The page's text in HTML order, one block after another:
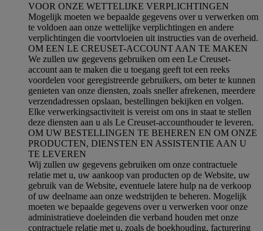
VOOR ONZE WETTELIJKE VERPLICHTINGEN
Mogelijk moeten we bepaalde gegevens over u verwerken om
te voldoen aan onze wettelijke verplichtingen en andere
verplichtingen die voortvloeien uit instructies van de overheid.
OM EEN LE CREUSET-ACCOUNT AAN TE MAKEN
We zullen uw gegevens gebruiken om een Le Creuset-
account aan te maken die u toegang geeft tot een reeks
voordelen voor geregistreerde gebruikers, om beter te kunnen
genieten van onze diensten, zoals sneller afrekenen, meerdere
verzendadressen opslaan, bestellingen bekijken en volgen.
Elke verwerkingsactiviteit is vereist om ons in staat te stellen
deze diensten aan u als Le Creuset-accounthouder te leveren.
OM UW BESTELLINGEN TE BEHEREN EN OM ONZE
PRODUCTEN, DIENSTEN EN ASSISTENTIE AAN U
TE LEVEREN
Wij zullen uw gegevens gebruiken om onze contractuele
relatie met u, uw aankoop van producten op de Website, uw
gebruik van de Website, eventuele latere hulp na de verkoop
of uw deelname aan onze wedstrijden te beheren. Mogelijk
moeten we bepaalde gegevens over u verwerken voor onze
administratieve doeleinden die verband houden met onze
contractuele relatie met u, zoals de boekhouding, facturering